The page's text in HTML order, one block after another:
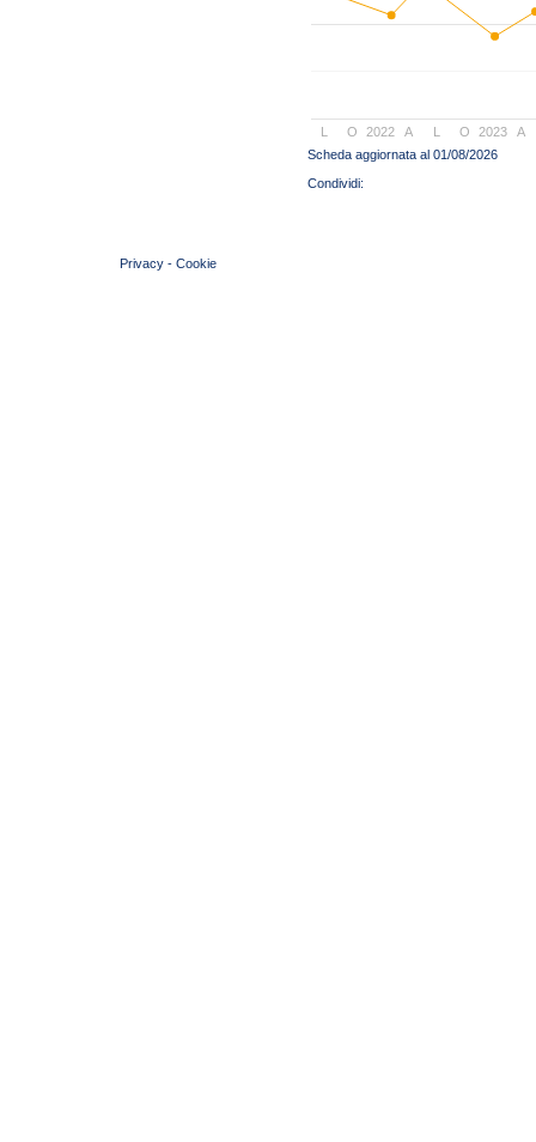
2022 2023
L O A L O A
Scheda aggiornata al 01/08/2026
Privacy - Cookie